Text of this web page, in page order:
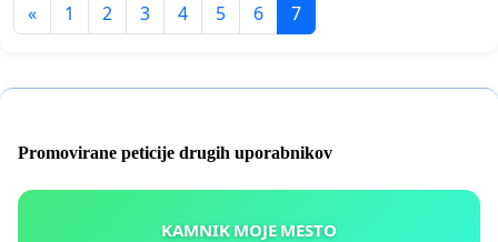
« 1 2 3 4 5 6 7
Promovirane peticije drugih uporabnikov
KAMNIK MOJE MESTO